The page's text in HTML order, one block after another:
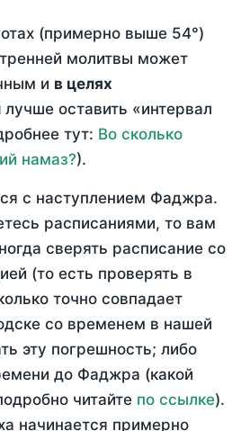
(примерно выше 54°)
молитвы может
и в целях
лучше оставить «интервал
тут: Во сколько
намаз?).
с наступлением Фаджра.
расписаниями, то вам
сверять расписание со
(то есть проверять в
точно совпадает
со временем в нашей
эту погрешность; либо
до Фаджра (какой
читайте по ссылке).
начинается примерно